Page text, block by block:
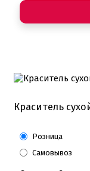
Краситель
Розница
Самовывоз